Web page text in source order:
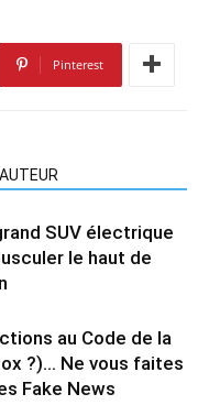
Pinterest
SUV électrique
le haut de
au Code de la
?)… Ne vous faites
Fake News